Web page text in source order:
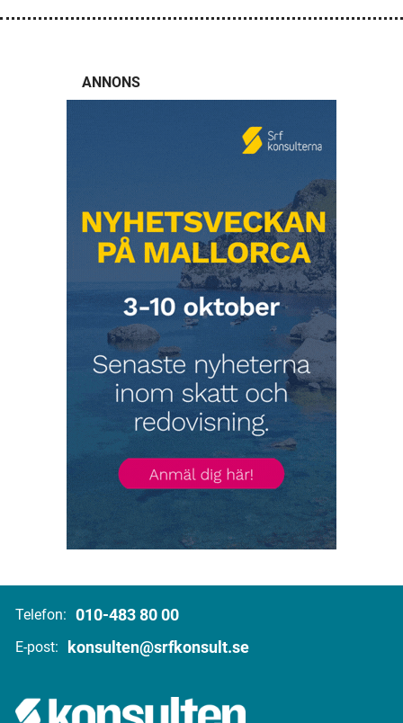
ANNONS
Telefon: 010-483 80 00
E-post: konsulten@srfkonsult.se